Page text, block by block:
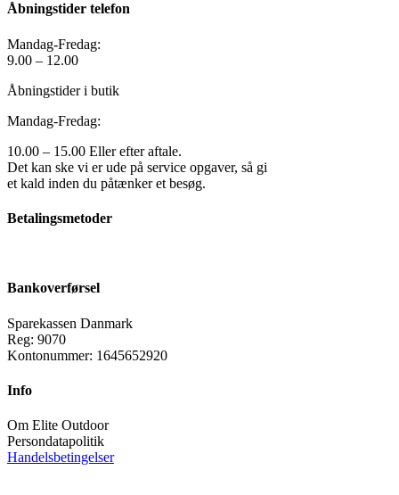
Åbningstider telefon
Mandag-Fredag:
9.00 – 12.00
Åbningstider i butik
Mandag-Fredag:
10.00 – 15.00 Eller efter aftale.
Det kan ske vi er ude på service opgaver, så gi
et kald inden du påtænker et besøg.
Betalingsmetoder
Bankoverførsel
Sparekassen Danmark
Reg: 9070
Kontonummer: 1645652920
Info
Om Elite Outdoor
Persondatapolitik
Handelsbetingelser